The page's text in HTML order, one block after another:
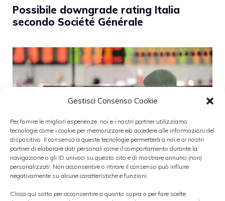
Gestisci Consenso Cookie
Per fornire le migliori esperienze, noi e i nostri partner utilizziamo
tecnologie come i cookie per memorizzare e/o accedere alle informazioni del
dispositivo. Il consenso a queste tecnologie permetterà a noi e ai nostri
partner di elaborare dati personali come il comportamento durante la
navigazione o gli ID univoci su questo sito e di mostrare annunci (non)
personalizzati. Non acconsentire o ritirare il consenso può influire
negativamente su alcune caratteristiche e funzioni.
Clicca qui sotto per acconsentire a quanto sopra o per fare scelte
Possibile downgrade rating Italia
secondo Société Générale